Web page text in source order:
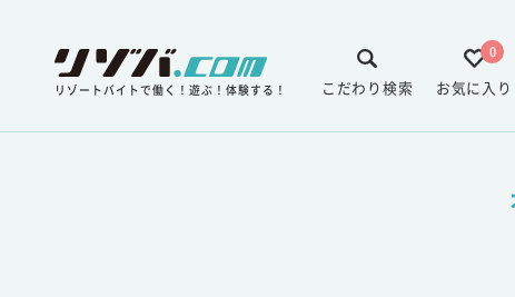
リゾートバイトで働く！遊ぶ！体験する！
0
お気に入り
こだわり検索